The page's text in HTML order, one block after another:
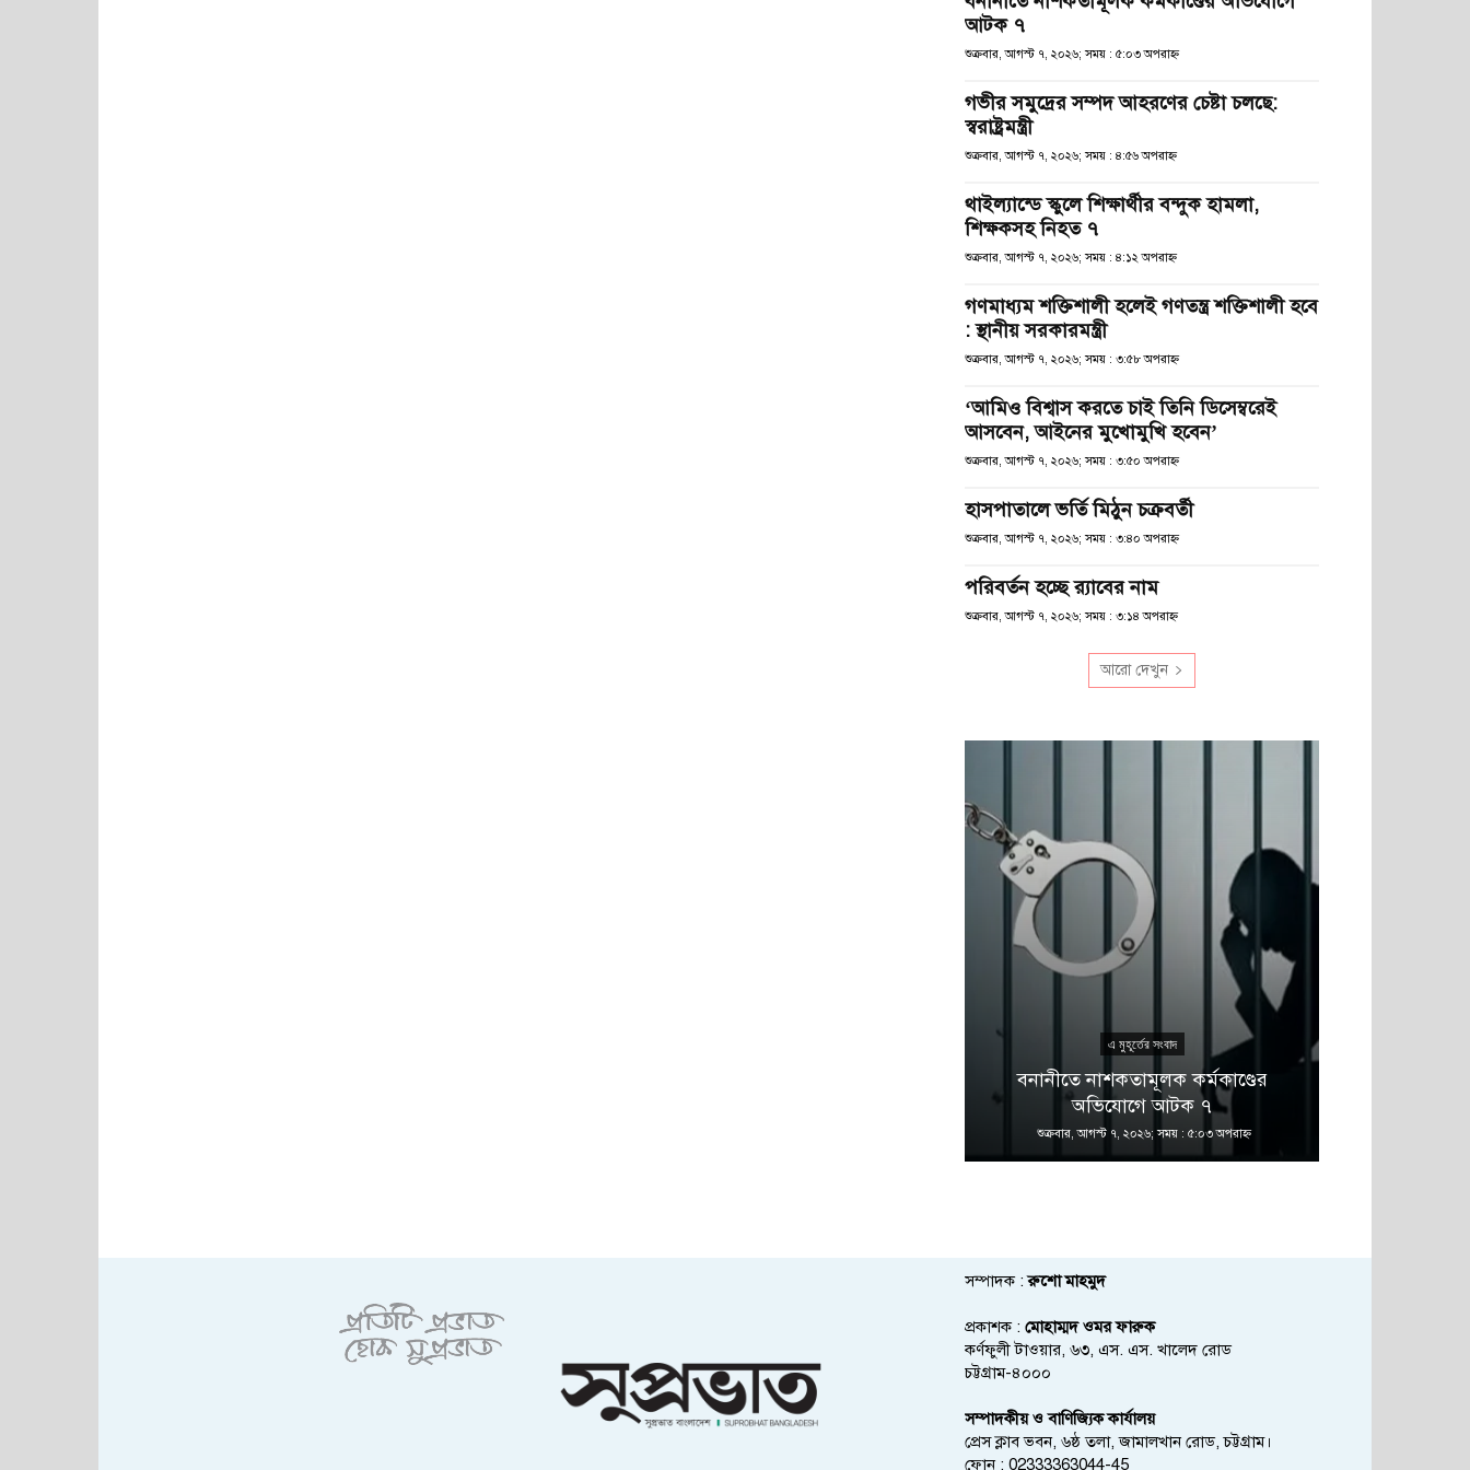
আটক ৭
শুক্রবার, আগস্ট ৭, ২০২৬; সময় : ৫:০৩ অপরাহ্ণ
গভীর সমুদ্রের সম্পদ আহরণের চেষ্টা চলছে:
স্বরাষ্ট্রমন্ত্রী
শুক্রবার, আগস্ট ৭, ২০২৬; সময় : ৪:৫৬ অপরাহ্ণ
থাইল্যান্ডে স্কুলে শিক্ষার্থীর বন্দুক হামলা,
শিক্ষকসহ নিহত ৭
শুক্রবার, আগস্ট ৭, ২০২৬; সময় : ৪:১২ অপরাহ্ণ
গণমাধ্যম শক্তিশালী হলেই গণতন্ত্র শক্তিশালী হবে
: স্থানীয় সরকারমন্ত্রী
শুক্রবার, আগস্ট ৭, ২০২৬; সময় : ৩:৫৮ অপরাহ্ণ
‘আমিও বিশ্বাস করতে চাই তিনি ডিসেম্বরেই
আসবেন, আইনের মুখোমুখি হবেন’
শুক্রবার, আগস্ট ৭, ২০২৬; সময় : ৩:৫০ অপরাহ্ণ
হাসপাতালে ভর্তি মিঠুন চক্রবর্তী
শুক্রবার, আগস্ট ৭, ২০২৬; সময় : ৩:৪০ অপরাহ্ণ
পরিবর্তন হচ্ছে র‌্যাবের নাম
শুক্রবার, আগস্ট ৭, ২০২৬; সময় : ৩:১৪ অপরাহ্ণ
আরো দেখুন
এ মুহূর্তের সংবাদ
বনানীতে নাশকতামূলক কর্মকাণ্ডের
অভিযোগে আটক ৭
শুক্রবার, আগস্ট ৭, ২০২৬; সময় : ৫:০৩ অপরাহ্ণ
সম্পাদক :রুশো মাহমুদ
প্রকাশক : মোহাম্মদ ওমর ফারুক
কর্ণফুলী টাওয়ার, ৬৩, এস. এস. খালেদ রোড
চট্টগ্রাম-৪০০০
সম্পাদকীয় ও বাণিজ্যিক কার্যালয়
প্রেস ক্লাব ভবন, ৬ষ্ঠ তলা, জামালখান রোড, চট্টগ্রাম।
ফোন : 02333363044-45